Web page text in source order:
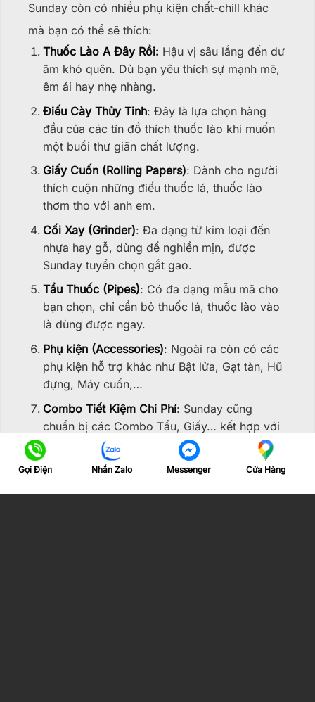
Sunday còn có nhiều phụ kiện chất-chill khác
mà bạn có thể sẽ thích:
Thuốc Lào A Đây Rồi: Hậu vị sâu lắng đến dư
âm khó quên. Dù bạn yêu thích sự mạnh mẽ,
êm ái hay nhẹ nhàng.
Điếu Cày Thủy Tinh: Đây là lựa chọn hàng
đầu của các tín đồ thích thuốc lào khi muốn
một buổi thư giãn chất lượng.
Giấy Cuốn (Rolling Papers): Dành cho người
thích cuộn những điếu thuốc lá, thuốc lào
thơm tho với anh em.
Cối Xay (Grinder): Đa dạng từ kim loại đến
nhựa hay gỗ, dùng để nghiền mịn, được
Sunday tuyển chọn gắt gao.
Tẩu Thuốc (Pipes): Có đa dạng mẫu mã cho
bạn chọn, chỉ cần bỏ thuốc lá, thuốc lào vào
là dùng được ngay.
Phụ kiện (Accessories): Ngoài ra còn có các
phụ kiện hỗ trợ khác như Bật lửa, Gạt tàn, Hũ
đựng, Máy cuốn,…
Combo Tiết Kiệm Chi Phí: Sunday cũng
chuẩn bị các Combo Tẩu, Giấy… kết hợp với
nhiều loại phụ kiện tiện lợi, độc đáo như Cối
xay, Lọc rời, Tips lọc,… cùng những mức giá
siêu hời, tiết kiệm tiền bạc và thời gian tìm
kiếm.
Gọi Điện Nhắn Zalo Messenger Cửa Hàng